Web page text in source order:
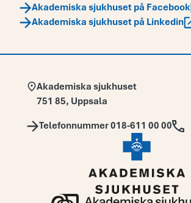
Akademiska sjukhuset på Facebook
Akademiska sjukhuset på Linkedin
Adress:
Akademiska sjukhuset
751 85, Uppsala
Telefon:
Telefonnummer 018-611 00 00